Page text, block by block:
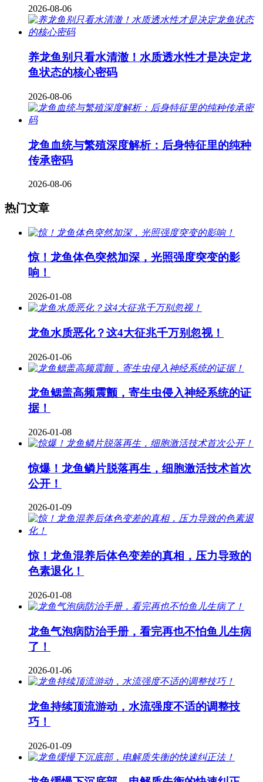
2026-08-06
养龙鱼别只看水清澈！水质透水性才是决定龙
鱼状态的核心密码
2026-08-06
龙鱼血统与繁殖深度解析：后身特征里的纯种
传承密码
2026-08-06
热门文章
惊！龙鱼体色突然加深，光照强度突变的影
响！
2026-01-08
龙鱼水质恶化？这4大征兆千万别忽视！
2026-01-06
龙鱼鳃盖高频震颤，寄生虫侵入神经系统的证
据！
2026-01-08
惊爆！龙鱼鳞片脱落再生，细胞激活技术首次
公开！
2026-01-09
惊！龙鱼混养后体色变差的真相，压力导致的
色素退化！
2026-01-08
龙鱼气泡病防治手册，看完再也不怕鱼儿生病
了！
2026-01-06
龙鱼持续顶流游动，水流强度不适的调整技
巧！
2026-01-09